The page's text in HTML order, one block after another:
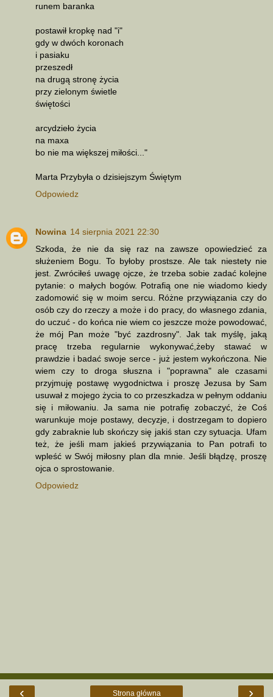
runem baranka
postawił kropkę nad "i"
gdy w dwóch koronach
i pasiaku
przeszedł
na drugą stronę życia
przy zielonym świetle
świętości
arcydzieło życia
na maxa
bo nie ma większej miłości..."
Marta Przybyła o dzisiejszym Świętym
Odpowiedz
Nowina 14 sierpnia 2021 22:30
Szkoda, że nie da się raz na zawsze opowiedzieć za
służeniem Bogu. To byłoby prostsze. Ale tak niestety nie
jest. Zwróciłeś uwagę ojcze, że trzeba sobie zadać kolejne
pytanie: o małych bogów. Potrafią one nie wiadomo kiedy
zadomowić się w moim sercu. Różne przywiązania czy do
osób czy do rzeczy a może i do pracy, do własnego zdania,
do uczuć - do końca nie wiem co jeszcze może powodować,
że mój Pan może "być zazdrosny". Jak tak myślę, jaką
pracę trzeba regularnie wykonywać,żeby stawać w
prawdzie i badać swoje serce - już jestem wykończona. Nie
wiem czy to droga słuszna i "poprawna" ale czasami
przyjmuję postawę wygodnictwa i proszę Jezusa by Sam
usuwał z mojego życia to co przeszkadza w pełnym oddaniu
się i miłowaniu. Ja sama nie potrafię zobaczyć, że Coś
warunkuje moje postawy, decyzje, i dostrzegam to dopiero
gdy zabraknie lub skończy się jakiś stan czy sytuacja. Ufam
też, że jeśli mam jakieś przywiązania to Pan potrafi to
wpleść w Swój miłosny plan dla mnie. Jeśli błądzę, proszę
ojca o sprostowanie.
Odpowiedz
‹ ›
Strona główna